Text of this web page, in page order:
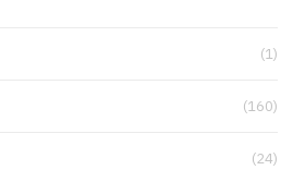
(1)
(160)
(24)